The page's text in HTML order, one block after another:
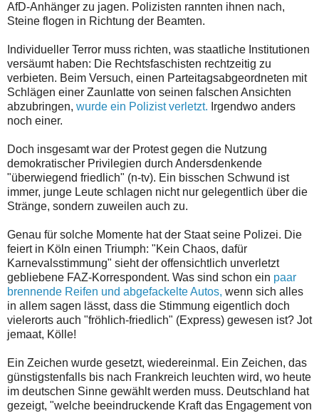
AfD-Anhänger zu jagen. Polizisten rannten ihnen nach,
Steine flogen in Richtung der Beamten.
Individueller Terror muss richten, was staatliche Institutionen
versäumt haben: Die Rechtsfaschisten rechtzeitig zu
verbieten. Beim Versuch, einen Parteitagsabgeordneten mit
Schlägen einer Zaunlatte von seinen falschen Ansichten
abzubringen, wurde ein Polizist verletzt. Irgendwo anders
noch einer.
Doch insgesamt war der Protest gegen die Nutzung
demokratischer Privilegien durch Andersdenkende
"überwiegend friedlich" (n-tv). Ein bisschen Schwund ist
immer, junge Leute schlagen nicht nur gelegentlich über die
Stränge, sondern zuweilen auch zu.
Genau für solche Momente hat der Staat seine Polizei. Die
feiert in Köln einen Triumph: "Kein Chaos, dafür
Karnevalsstimmung" sieht der offensichtlich unverletzt
gebliebene FAZ-Korrespondent. Was sind schon ein paar
brennende Reifen und abgefackelte Autos, wenn sich alles
in allem sagen lässt, dass die Stimmung eigentlich doch
vielerorts auch "fröhlich-friedlich" (Express) gewesen ist? Jot
jemaat, Kölle!
Ein Zeichen wurde gesetzt, wiedereinmal. Ein Zeichen, das
günstigstenfalls bis nach Frankreich leuchten wird, wo heute
im deutschen Sinne gewählt werden muss. Deutschland hat
gezeigt, "welche beeindruckende Kraft das Engagement von